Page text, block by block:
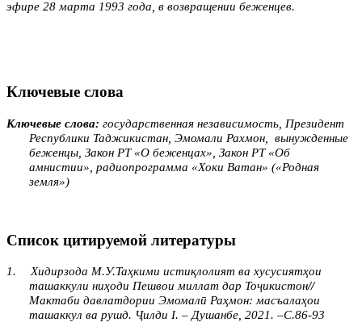
эфире 28 марта 1993 года, в возвращении беженцев.
Ключевые слова
Ключевые слова: государственная независимость, Президент
Республики Таджикистан, Эмомали Рахмон,
вынужденные
беженцы, Закон РТ «О беженцах», Закон РТ «Об
амнистии», радиопрограмма «Хоки Ватан» («Родная
земля»)
Список цитируемой литературы
1.
Хидирзода М.У.Таҳкими истиқлолият ва хусусиятҳои
ташаккули ниҳоди Пешвои миллат дар Тоҷикистон//
Мактаби давлатдории Эмомалӣ Раҳмон: масъалаҳои
ташаккул ва рушд. Ҷилди I. – Душанбе, 2021. –С.86-93